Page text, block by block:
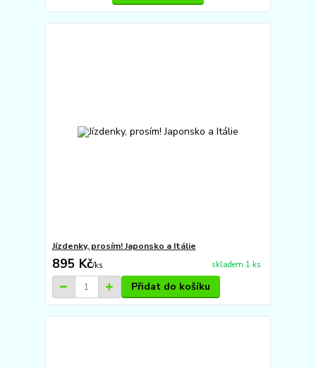
Jízdenky, prosím! Japonsko a Itálie
895 Kč/ks skladem 1 ks
Přidat do košíku